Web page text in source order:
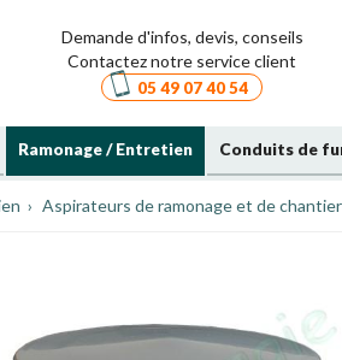
Demande d'infos, devis, conseils
Contactez notre service client
05 49 07 40 54
Ramonage / Entretien Conduits de
Aspirateurs de ramonage et de chantier